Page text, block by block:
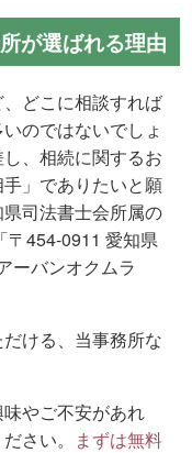
が選ばれる理由
どこに相談すれば
のではないでしょ
、相続に関するお
」でありたいと願
司法書士会所属の
〒454-0911 愛知県
ーバンオクムラ
ける、当事務所な
やご不安があれ
さい。
まずは無料